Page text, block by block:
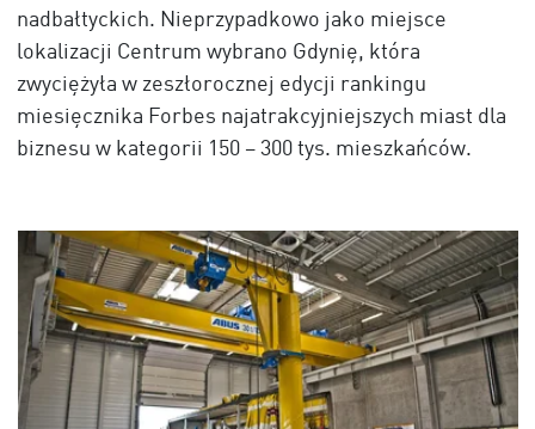
nadbałtyckich. Nieprzypadkowo jako miejsce
lokalizacji Centrum wybrano Gdynię, która
zwyciężyła w zeszłorocznej edycji rankingu
miesięcznika Forbes najatrakcyjniejszych miast dla
biznesu w kategorii 150 – 300 tys. mieszkańców.